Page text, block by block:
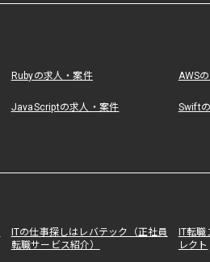
Rubyの求人・案件 AWS
JavaScriptの求人・案件 Swift
ITの仕事探しはレバテック（正社員
転職サービス紹介）
IT転
レクト